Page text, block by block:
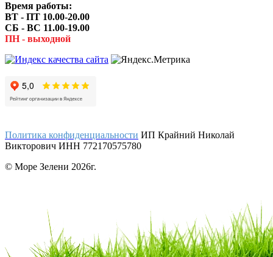
Время работы:
ВТ - ПТ 10.00-20.00
СБ - ВС 11.00-19.00
ПН - выходной
Политика конфиденциальности ИП Крайний Николай
Викторович ИНН 772170575780
© Море Зелени 2026г.